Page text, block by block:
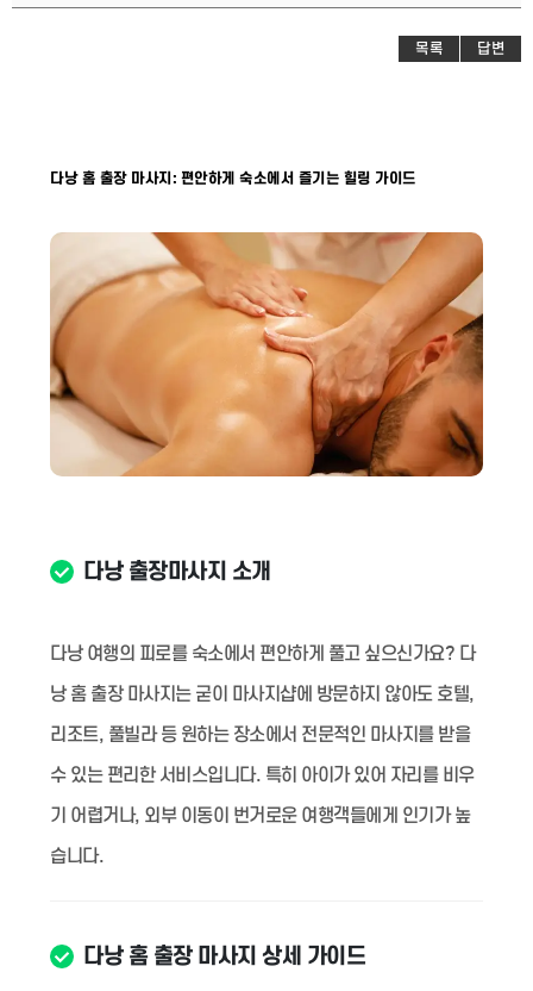
목록 답변
다낭 홈 출장 마사지: 편안하게 숙소에서 즐기는 힐링 가이드
다낭 출장마사지 소개
다낭 여행의 피로를 숙소에서 편안하게 풀고 싶으신가요? 다
낭 홈 출장 마사지는 굳이 마사지샵에 방문하지 않아도 호텔,
리조트, 풀빌라 등 원하는 장소에서 전문적인 마사지를 받을
수 있는 편리한 서비스입니다. 특히 아이가 있어 자리를 비우
기 어렵거나, 외부 이동이 번거로운 여행객들에게 인기가 높
습니다.
다낭 홈 출장 마사지 상세 가이드